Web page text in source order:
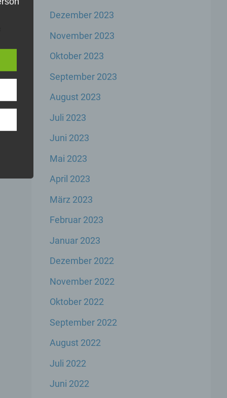
Dezember 2023
November 2023
Oktober 2023
September 2023
August 2023
Juli 2023
Juni 2023
Mai 2023
April 2023
März 2023
Februar 2023
Januar 2023
Dezember 2022
November 2022
Oktober 2022
September 2022
August 2022
Juli 2022
Juni 2022